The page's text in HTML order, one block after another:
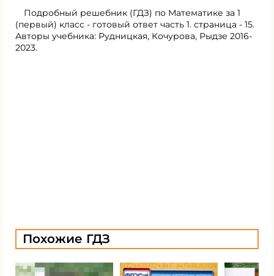
Подробный решебник (ГДЗ) по Математике за 1
(первый) класс - готовый ответ часть 1. страница - 15.
Авторы учебника: Рудницкая, Кочурова, Рыдзе 2016-
2023.
Похожие ГДЗ